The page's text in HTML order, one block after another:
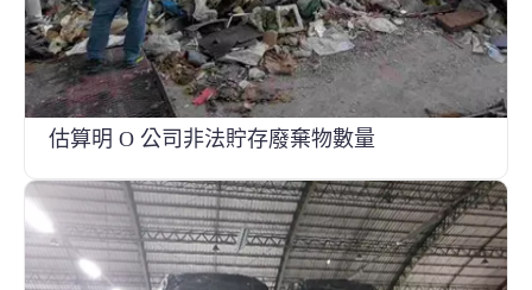
估算明 O 公司非法貯存廢棄物數量